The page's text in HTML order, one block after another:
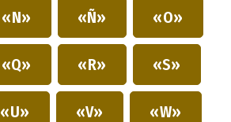
«N» «Ñ» «O»
«Q» «R» «S»
«U» «V» «W»